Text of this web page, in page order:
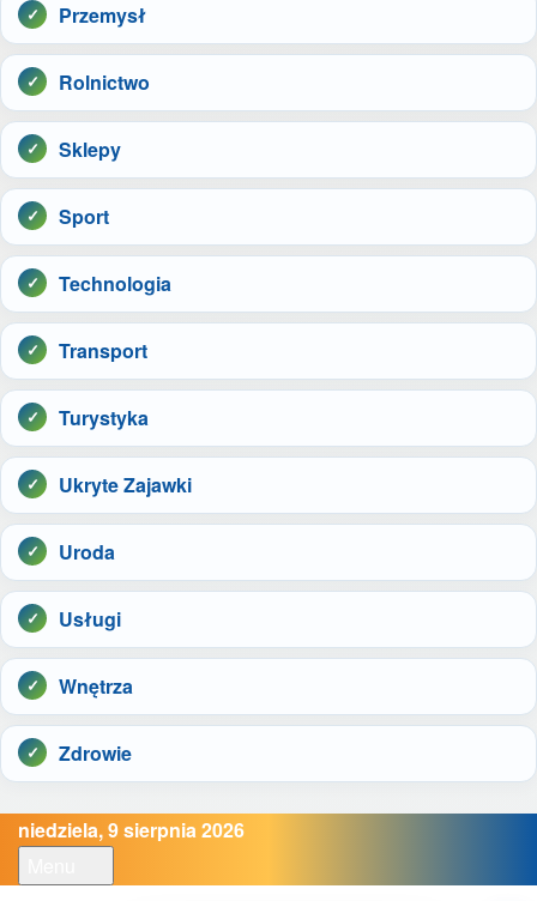
Przemysł
Rolnictwo
Sklepy
Sport
Technologia
Transport
Turystyka
Ukryte Zajawki
Uroda
Usługi
Wnętrza
Zdrowie
niedziela, 9 sierpnia 2026